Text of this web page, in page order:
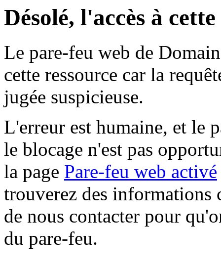
Désolé, l'accès à
Le pare-feu web de
cette ressource car la
jugée suspicieuse.
L'erreur est humaine, et le
le blocage n'est pas
la page Pare-feu web activé
trouverez des informations
de nous contacter pour
du pare-feu.